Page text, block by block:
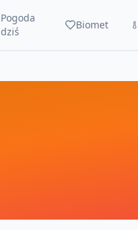
Pogoda
dziś
Biomet